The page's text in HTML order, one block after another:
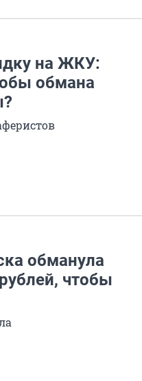
на ЖКУ:
обмана
обманула
чтобы